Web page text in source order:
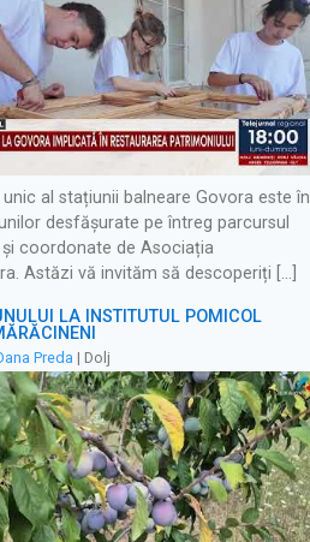
al stațiunii balneare Govora este în
desfășurate pe întreg parcursul
și coordonate de Asociația
Astăzi vă invităm să descoperiți […]
LA INSTITUTUL POMICOL
Preda | Dolj